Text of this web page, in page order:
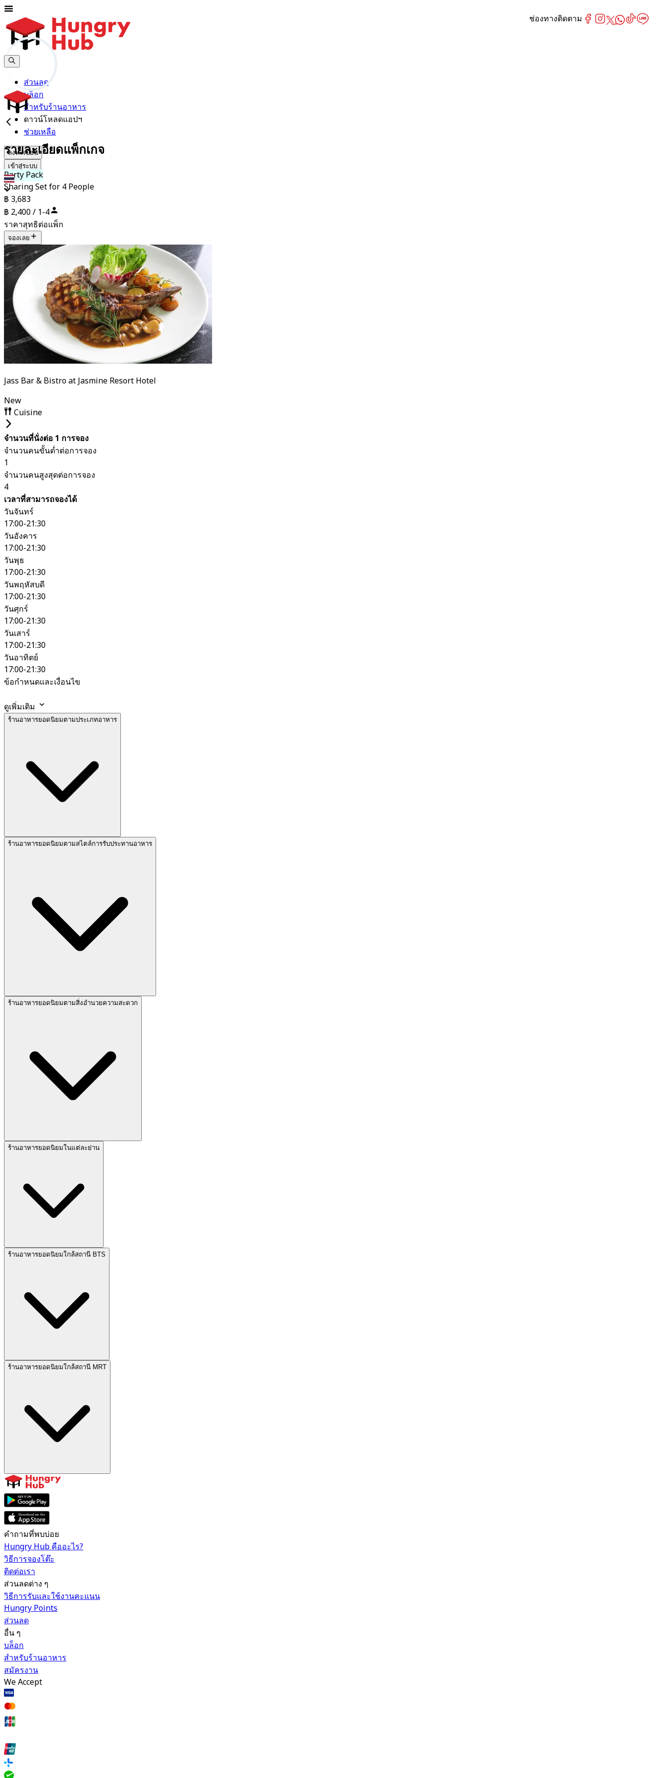
ส่วนลด
บล็อก
สำหรับร้านอาหาร
ดาวน์โหลดแอปฯ
ช่วยเหลือ
ลงทะเบียน
เข้าสู่ระบบ
th
รายละเอียดแพ็กเกจ
Party Pack
Sharing Set for 4 People
฿ 3,683
฿ 2,400 / 1-4
ราคาสุทธิต่อแพ็ก
จองเลย
Jass Bar & Bistro at Jasmine Resort Hotel
New
Cuisine
จำนวนที่นั่งต่อ 1 การจอง
จำนวนคนขั้นต่ำต่อการจอง
1
จำนวนคนสูงสุดต่อการจอง
4
เวลาที่สามารถจองได้
วันจันทร์
17:00-21:30
วันอังคาร
17:00-21:30
วันพุธ
17:00-21:30
วันพฤหัสบดี
17:00-21:30
วันศุกร์
17:00-21:30
วันเสาร์
17:00-21:30
วันอาทิตย์
17:00-21:30
ข้อกำหนดและเงื่อนไข
ดูเพิ่มเติม
ร้านอาหารยอดนิยมตามประเภทอาหาร
ร้านอาหารยอดนิยมตามสไตล์การรับประทานอาหาร
ร้านอาหารยอดนิยมตามสิ่งอำนวยความสะดวก
ร้านอาหารยอดนิยมในแต่ละย่าน
ร้านอาหารยอดนิยมใกล้สถานี BTS
ร้านอาหารยอดนิยมใกล้สถานี MRT
คำถามที่พบบ่อย
Hungry Hub คืออะไร?
วิธีการจองโต๊ะ
ติดต่อเรา
ส่วนลดต่าง ๆ
วิธีการรับและใช้งานคะแนน
Hungry Points
ส่วนลด
อื่น ๆ
บล็อก
สำหรับร้านอาหาร
สมัครงาน
We Accept
ช่องทางติดตาม